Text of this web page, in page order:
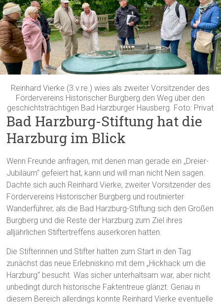
Reinhard Vierke (3.v.re.) wies als zweiter Vorsitzender des
Fördervereins Historischer Burgberg den Weg über den
geschichtsträchtigen Bad Harzburger Hausberg. Foto: Privat
Bad Harzburg-Stiftung hat die
Harzburg im Blick
Wenn Freunde anfragen, mit denen man gerade ein „Dreier-
Jubiläum“ gefeiert hat, kann und will man nicht Nein sagen.
Dachte sich auch Reinhard Vierke, zweiter Vorsitzender des
Fördervereins Historischer Burgberg und routinierter
Wanderführer, als die Bad Harzburg-Stiftung sich den Großen
Burgberg und die Reste der Harzburg zum Ziel ihres
alljährlichen Stiftertreffens auserkoren hatten.
Die Stifterinnen und Stifter hatten zum Start in den Tag
zunächst das neue Erlebniskino mit dem „Hickhack um die
Harzburg“ besucht. Was sicher unterhaltsam war, aber nicht
unbedingt durch historische Faktentreue glänzt. Genau in
diesem Bereich allerdings konnte Reinhard Vierke eventuelle